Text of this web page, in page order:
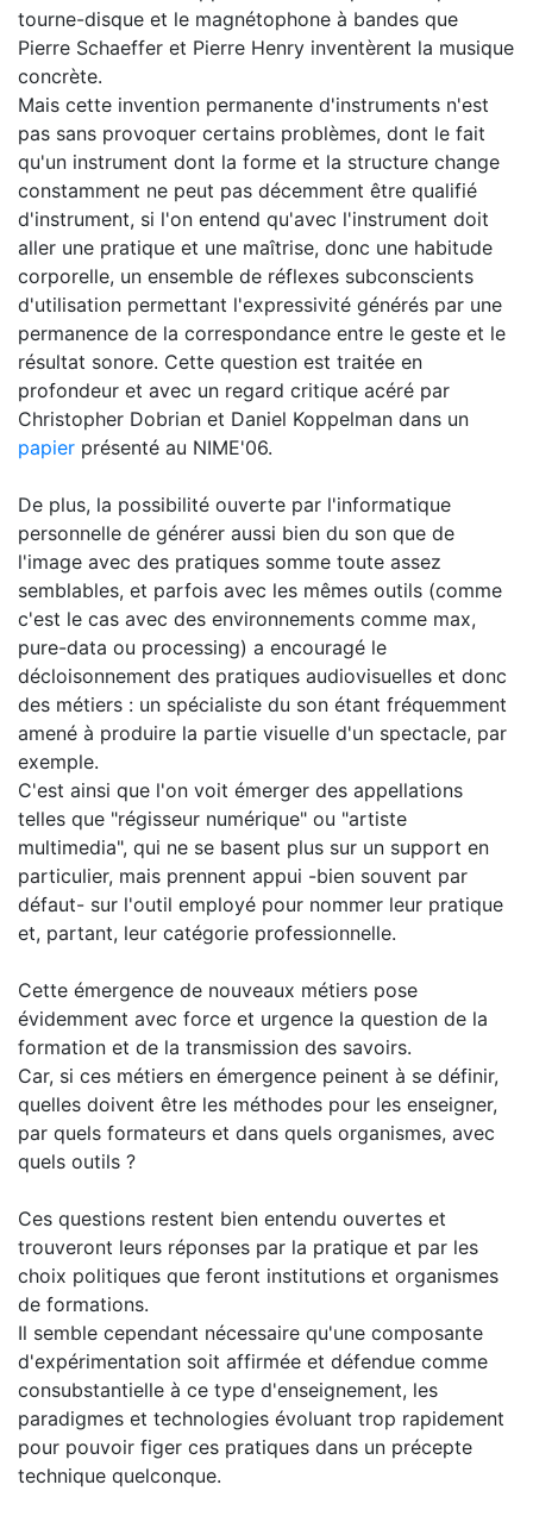
tourne-disque et le magnétophone à bandes que
Pierre Schaeffer et Pierre Henry inventèrent la musique
concrète.
Mais cette invention permanente d'instruments n'est
pas sans provoquer certains problèmes, dont le fait
qu'un instrument dont la forme et la structure change
constamment ne peut pas décemment être qualifié
d'instrument, si l'on entend qu'avec l'instrument doit
aller une pratique et une maîtrise, donc une habitude
corporelle, un ensemble de réflexes subconscients
d'utilisation permettant l'expressivité générés par une
permanence de la correspondance entre le geste et le
résultat sonore. Cette question est traitée en
profondeur et avec un regard critique acéré par
Christopher Dobrian et Daniel Koppelman dans un
papier présenté au NIME'06.
De plus, la possibilité ouverte par l'informatique
personnelle de générer aussi bien du son que de
l'image avec des pratiques somme toute assez
semblables, et parfois avec les mêmes outils (comme
c'est le cas avec des environnements comme max,
pure-data ou processing) a encouragé le
décloisonnement des pratiques audiovisuelles et donc
des métiers : un spécialiste du son étant fréquemment
amené à produire la partie visuelle d'un spectacle, par
exemple.
C'est ainsi que l'on voit émerger des appellations
telles que "régisseur numérique" ou "artiste
multimedia", qui ne se basent plus sur un support en
particulier, mais prennent appui -bien souvent par
défaut- sur l'outil employé pour nommer leur pratique
et, partant, leur catégorie professionnelle.
Cette émergence de nouveaux métiers pose
évidemment avec force et urgence la question de la
formation et de la transmission des savoirs.
Car, si ces métiers en émergence peinent à se définir,
quelles doivent être les méthodes pour les enseigner,
par quels formateurs et dans quels organismes, avec
quels outils ?
Ces questions restent bien entendu ouvertes et
trouveront leurs réponses par la pratique et par les
choix politiques que feront institutions et organismes
de formations.
Il semble cependant nécessaire qu'une composante
d'expérimentation soit affirmée et défendue comme
consubstantielle à ce type d'enseignement, les
paradigmes et technologies évoluant trop rapidement
pour pouvoir figer ces pratiques dans un précepte
technique quelconque.